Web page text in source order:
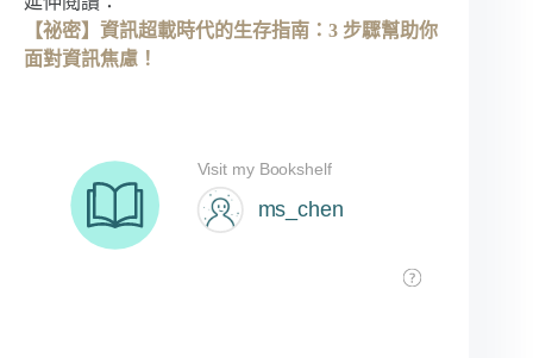
【祕密】資訊超載時代的生存指南：3 步驟幫助你
面對資訊焦慮！